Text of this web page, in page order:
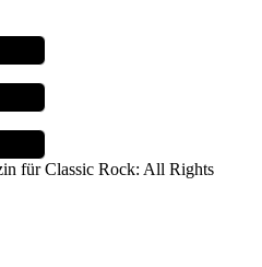
für Classic Rock: All Rights